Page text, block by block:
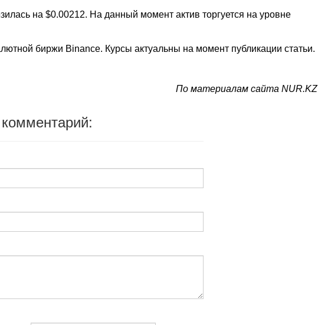
на $0.00212. На данный момент актив торгуется на уровне
биржи Binance. Курсы актуальны на момент публикации статьи.
По материалам сайта NUR.KZ